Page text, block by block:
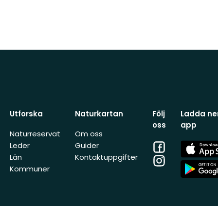
Utforska
Naturreservat
Leder
Län
Kommuner
Naturkartan
Om oss
Guider
Kontaktuppgifter
Följ
oss
Facebook
Instagram
Ladda
app
App
Store
App
Store